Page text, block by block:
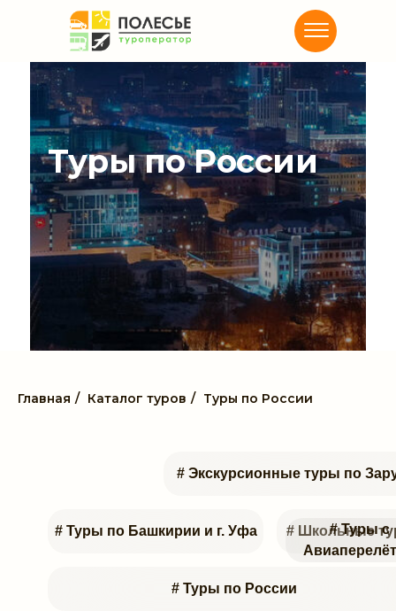
Туры по России
Главная / Каталог туров / Туры по России
# Туры по Башкирии и г. Уфа # Школьные
# Туры с
# Экскурсионные туры по
# Туры по России